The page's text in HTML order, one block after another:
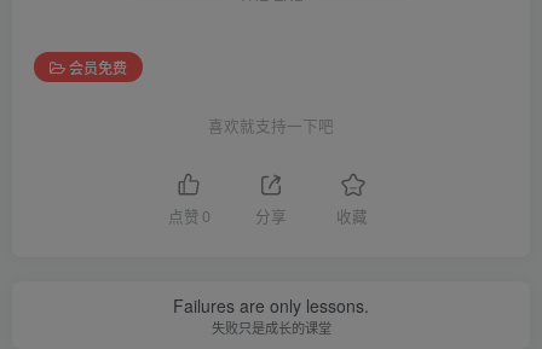
会员免费
喜欢就支持一下吧
点赞 0 分享 收藏
Failures are only lessons.
失败只是成长的课堂